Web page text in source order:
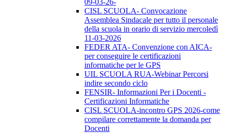
09-03-26-
CISL SCUOLA- Convocazione
Assemblea Sindacale per tutto il personale
della scuola in orario di servizio mercoledì
11-03-2026
FEDER ATA- Convenzione con AICA-
per conseguire le certificazioni
informatiche per le GPS
UIL SCUOLA RUA-Webinar Percorsi
indire secondo ciclo
FENSIR- Informazioni Per i Docenti -
Certificazioni Informatiche
CISL SCUOLA-incontro GPS 2026-come
compilare correttamente la domanda per
Docenti